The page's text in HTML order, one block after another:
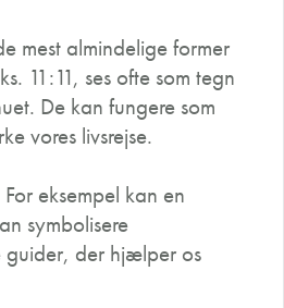
mest almindelige former
11:11, ses ofte som tegn
De kan fungere som
vores livsrejse.
eksempel kan en
symbolisere
guider, der hjælper os